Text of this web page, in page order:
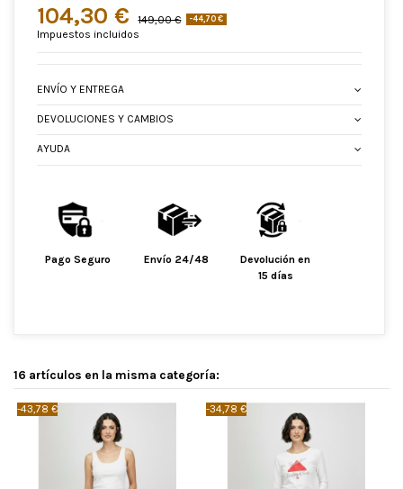
104,30 € 149,00 € -44,70 €
Impuestos incluidos
ENVÍO Y ENTREGA
DEVOLUCIONES Y CAMBIOS
AYUDA
Pago Seguro Envío 24/48
Devolución en
15 días
16 artículos en la misma categoría:
-43,78 € -34,78 €